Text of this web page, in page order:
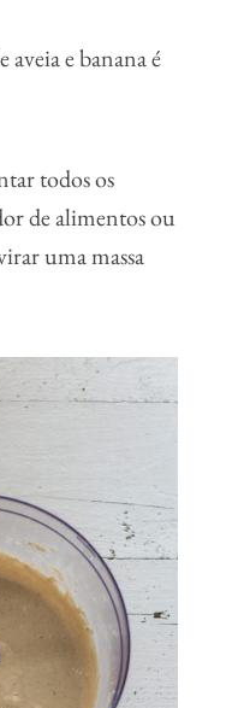
aveia e banana é
todos os
de alimentos ou
uma massa